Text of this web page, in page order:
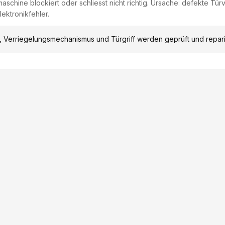
blockiert oder schliesst nicht richtig. Ursache: defekte
Verriegelungsmechanismus und Türgriff werden geprüft und